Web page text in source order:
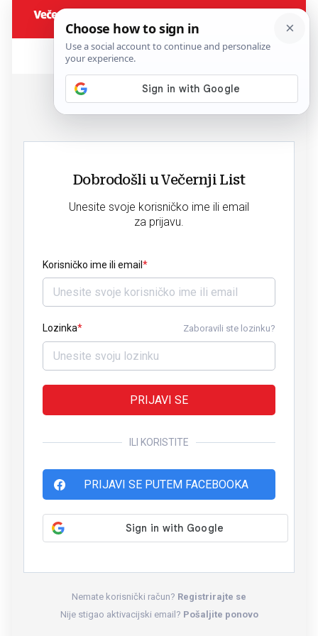
Dobrodošli u Večernji List
Unesite svoje korisničko ime ili email
za prijavu.
Korisničko ime ili email
Lozinka Zaboravili ste lozinku?
PRIJAVI SE
ILI KORISTITE
PRIJAVI SE PUTEM FACEBOOKA
Nemate korisnički račun? Registrirajte se
Nije stigao aktivacijski email? Pošaljite ponovo